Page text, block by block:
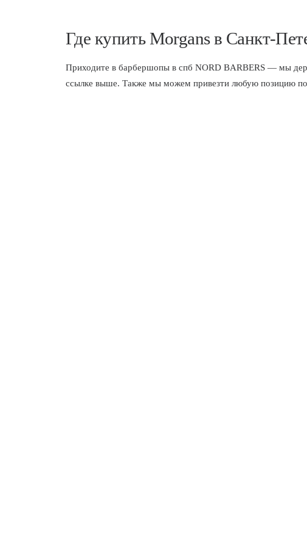
Где купить Morgans в Санкт-
Приходите в барбершопы в спб NORD BARBERS — мы
ссылке выше. Также мы можем привезти любую позицию